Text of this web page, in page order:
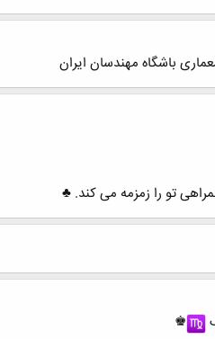
باشگاه مهندسان ایران
تو را زمزمه می کند. ♣
︎♚